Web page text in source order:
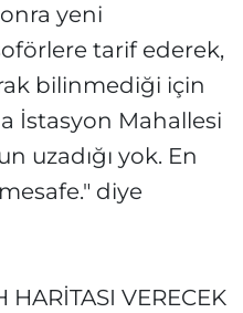
yeni
tarif ederek,
bilinmediği için
İstasyon Mahallesi
uzadığı yok. En
diye
HARİTASI VERECEK